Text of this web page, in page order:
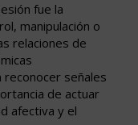
fue la
manipulación o
relaciones de
señales
de actuar
afectiva y el